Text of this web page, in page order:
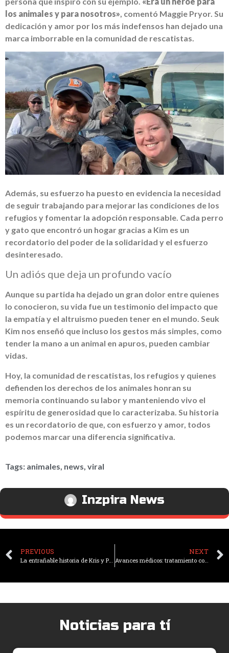
los animales y para nosotros» , comentó Maggie Pryor. Su
dedicación y amor por los más indefensos han dejado una
marca imborrable en la comunidad de rescatistas.
Además, su esfuerzo ha puesto en evidencia la necesidad
de seguir trabajando para mejorar las condiciones de los
refugios y fomentar la adopción responsable. Cada perro
y gato que encontró un hogar gracias a Kim es un
recordatorio del poder de la solidaridad y el esfuerzo
desinteresado.
Un adiós que deja un profundo vacío
Aunque su partida ha dejado un gran dolor entre quienes
lo conocieron, su vida fue un testimonio del impacto que
la empatía y el altruismo pueden tener en el mundo. Seuk
Kim nos enseñó que incluso los gestos más simples, como
tender la mano a un animal en apuros, pueden cambiar
vidas.
Hoy, la comunidad de rescatistas, los refugios y quienes
defienden los derechos de los animales honran su
memoria continuando su labor y manteniendo vivo el
espíritu de generosidad que lo caracterizaba. Su historia
es un recordatorio de que, con esfuerzo y amor, todos
podemos marcar una diferencia significativa.
Tags: animales, news, viral
Inzpira News
PREVIOUS
La entrañable historia de Kris y Paul: 25 años de amor incondicional
NEXT
Avances médicos: tratamiento con células madre reprogramadas devuelve la visión a pacientes
Noticias para tí